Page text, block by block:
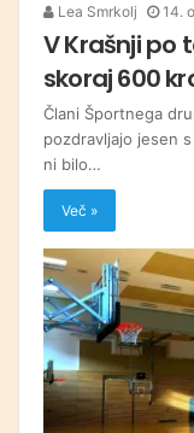
Lea Smrkolj 14.
V Krašnji po
skoraj 600
Člani Športnega
pozdravljajo jesen
ni bilo…
Več »